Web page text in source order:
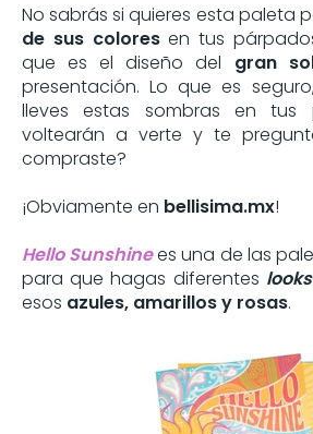
No sabrás si quieres esta paleta
de sus colores en tus
que es el diseño del
gran
presentación. Lo que es
lleves estas sombras en tus
voltearán a verte y te
compraste?
¡Obviamente en bellisima.mx!
Hello Sunshinees una de las
para que hagas diferentes looks
esos azules, amarillos y rosas.